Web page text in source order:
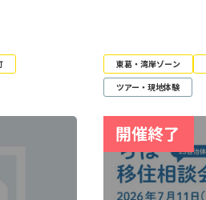
東葛・湾岸ゾーン
ツアー・現地体験